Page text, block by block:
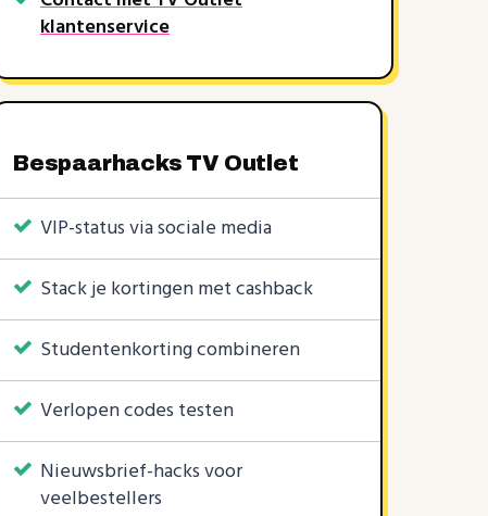
10% 5%
klantenservice
Bespaarhacks TV Outlet
VIP-status via sociale media
Stack je kortingen met cashback
Studentenkorting combineren
Verlopen codes testen
Nieuwsbrief-hacks voor
veelbestellers